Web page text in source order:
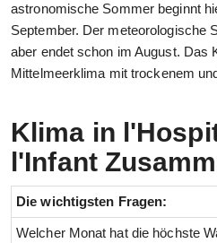
astronomische Sommer beginnt
September. Der meteorologische
aber endet schon im August. Das
Mittelmeerklima mit trockenem
Klima in
l'Infant
Die wichtigsten Fragen:
Welcher Monat hat die höchste